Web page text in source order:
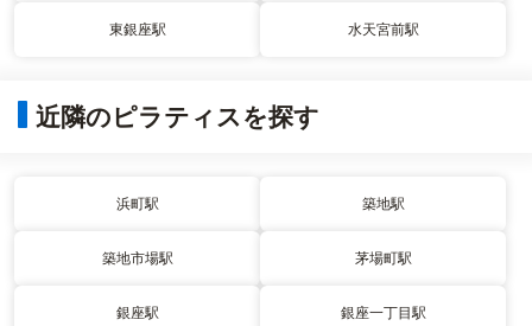
東銀座駅 水天宮前駅
近隣のピラティスを探す
浜町駅 築地駅
築地市場駅 茅場町駅
銀座駅 銀座一丁目駅